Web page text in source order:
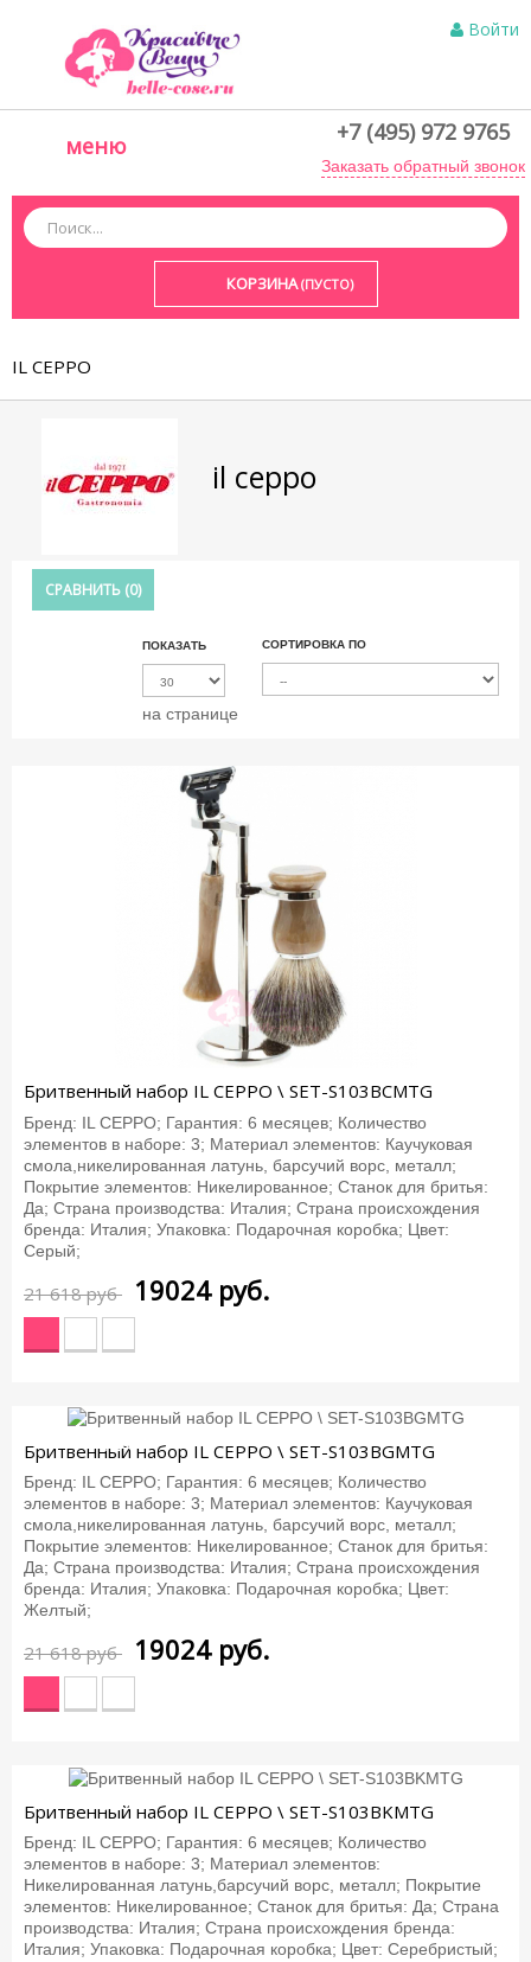
Войти
меню +7 (495) 972 9765
Заказать обратный звонок
КОРЗИНА (ПУСТО)
IL CEPPO
il ceppo
СРАВНИТЬ (0)
СОРТИРОВКА ПО
ПОКАЗАТЬ
на странице
Бритвенный набор IL CEPPO \ SET-S103BCMTG
Бренд: IL CEPPO; Гарантия: 6 месяцев; Количество
элементов в наборе: 3; Материал элементов: Каучуковая
смола,никелированная латунь, барсучий ворс, металл;
Покрытие элементов: Никелированное; Станок для бритья:
Да; Страна производства: Италия; Страна происхождения
бренда: Италия; Упаковка: Подарочная коробка; Цвет:
Серый;
21 618 руб 19024 руб.
Бритвенный набор IL CEPPO \ SET-S103BGMTG
Бренд: IL CEPPO; Гарантия: 6 месяцев; Количество
элементов в наборе: 3; Материал элементов: Каучуковая
смола,никелированная латунь, барсучий ворс, металл;
Покрытие элементов: Никелированное; Станок для бритья:
Да; Страна производства: Италия; Страна происхождения
бренда: Италия; Упаковка: Подарочная коробка; Цвет:
Желтый;
21 618 руб
-12%
19024 руб.
Бритвенный набор IL CEPPO \ SET-S103BKMTG
Бренд: IL CEPPO; Гарантия: 6 месяцев; Количество
элементов в наборе: 3; Материал элементов:
Никелированная латунь,барсучий ворс, металл; Покрытие
элементов: Никелированное; Станок для бритья: Да; Страна
производства: Италия; Страна происхождения бренда:
Италия; Упаковка: Подарочная коробка; Цвет: Серебристый;
-12%